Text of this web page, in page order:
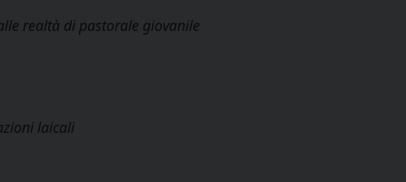
realtà di pastorale giovanile
laicali